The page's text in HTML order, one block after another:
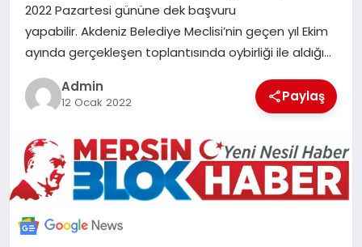
SPOR
ILETİŞİM
2022 Pazartesi gününe dek başvuru
yapabilir. Akdeniz Belediye Meclisi’nin geçen yıl Ekim
ayında gerçekleşen toplantısında oybirliği ile aldığı…
Admin
12 Ocak 2022 Paylaş